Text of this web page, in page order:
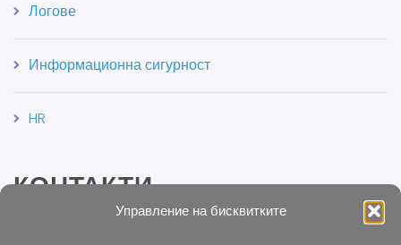
Управление на бисквитките
Логове
Информационна сигурност
HR
КОНТАКТИ